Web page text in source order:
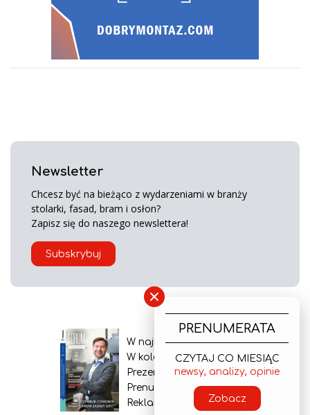
Newsletter
Chcesz być na bieżąco z wydarzeniami w branży
stolarki, fasad, bram i osłon?
Zapisz się do naszego newslettera!
Subskrybuj
W najnowszym wydaniu
W kolejnym numerze
Prezentacja gazety
Prenumerata
Reklama
×
PRENUMERATA
CZYTAJ CO MIESIĄC
newsy, analizy, opinie
Zobacz